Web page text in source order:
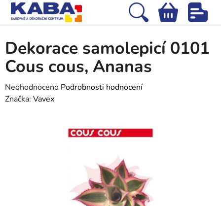
Přejít
obsah
Hledat
NÁKUPNÍ
KOŠÍK
Dekorace samolepicí 0101
Cous cous, Ananas
Průměrné
hodnocení
Neohodnoceno Podrobnosti hodnocení
Značka: Vavex